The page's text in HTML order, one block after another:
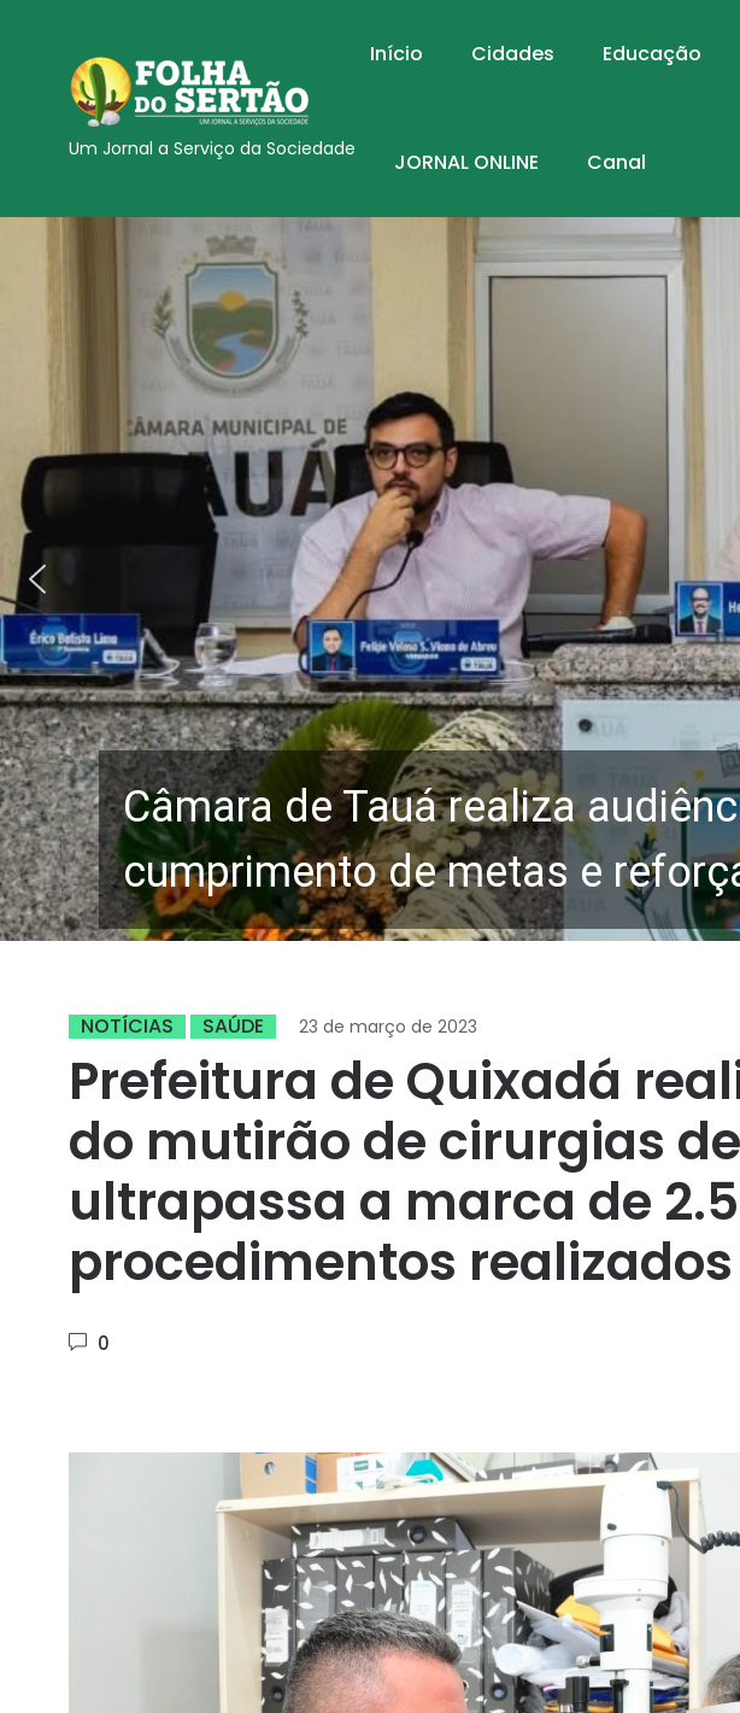
Um Jornal a Serviço da Sociedade
Início Cidades Educação
JORNAL ONLINE Canal
Câmara de Tauá realiza
cumprimento de metas e
NOTÍCIAS SAÚDE 23 de março de 2023
Prefeitura de Quixadá
do mutirão de cirurgias
ultrapassa a marca de
procedimentos realizados
0